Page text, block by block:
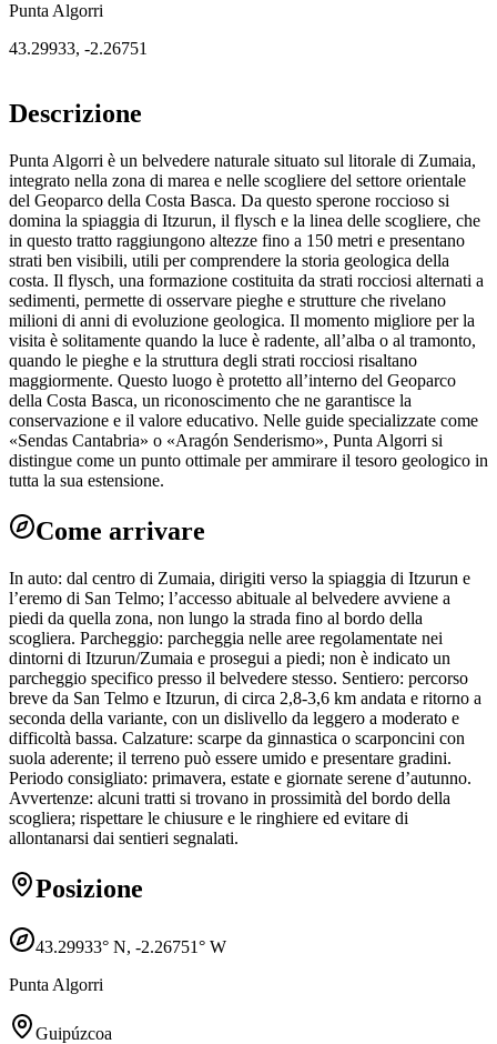
Punta Algorri
43.29933, -2.26751
Descrizione
Punta Algorri è un belvedere naturale situato sul litorale di Zumaia,
integrato nella zona di marea e nelle scogliere del settore orientale
del Geoparco della Costa Basca. Da questo sperone roccioso si
domina la spiaggia di Itzurun, il flysch e la linea delle scogliere, che
in questo tratto raggiungono altezze fino a 150 metri e presentano
strati ben visibili, utili per comprendere la storia geologica della
costa. Il flysch, una formazione costituita da strati rocciosi alternati a
sedimenti, permette di osservare pieghe e strutture che rivelano
milioni di anni di evoluzione geologica. Il momento migliore per la
visita è solitamente quando la luce è radente, all’alba o al tramonto,
quando le pieghe e la struttura degli strati rocciosi risaltano
maggiormente. Questo luogo è protetto all’interno del Geoparco
della Costa Basca, un riconoscimento che ne garantisce la
conservazione e il valore educativo. Nelle guide specializzate come
«Sendas Cantabria» o «Aragón Senderismo», Punta Algorri si
distingue come un punto ottimale per ammirare il tesoro geologico in
tutta la sua estensione.
Come arrivare
In auto: dal centro di Zumaia, dirigiti verso la spiaggia di Itzurun e
l’eremo di San Telmo; l’accesso abituale al belvedere avviene a
piedi da quella zona, non lungo la strada fino al bordo della
scogliera. Parcheggio: parcheggia nelle aree regolamentate nei
dintorni di Itzurun/Zumaia e prosegui a piedi; non è indicato un
parcheggio specifico presso il belvedere stesso. Sentiero: percorso
breve da San Telmo e Itzurun, di circa 2,8-3,6 km andata e ritorno a
seconda della variante, con un dislivello da leggero a moderato e
difficoltà bassa. Calzature: scarpe da ginnastica o scarponcini con
suola aderente; il terreno può essere umido e presentare gradini.
Periodo consigliato: primavera, estate e giornate serene d’autunno.
Avvertenze: alcuni tratti si trovano in prossimità del bordo della
scogliera; rispettare le chiusure e le ringhiere ed evitare di
allontanarsi dai sentieri segnalati.
Posizione
43.29933° N, -2.26751° W
Punta Algorri
Guipúzcoa